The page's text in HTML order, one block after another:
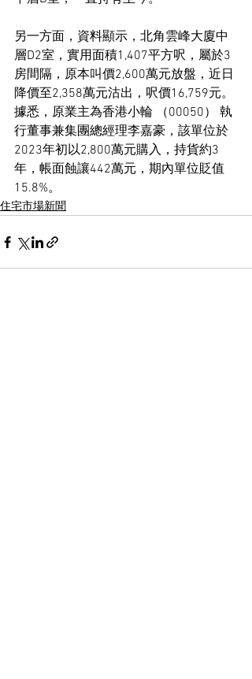
另一方面，資料顯示，北角雲峰大廈中
層D2室，實用面積1,407平方呎，屬於3
房間隔，原本叫價2,600萬元放盤，近日
降價至2,358萬元沽出，呎價16,759元。
據悉，原業主為香港小輪 （00050） 執
行董事兼集團總經理李嘉豪，該單位於
2023年初以2,800萬元購入，持貨約3
年，帳面蝕讓442萬元，期內單位貶值
15.8%。
住宅市場新聞